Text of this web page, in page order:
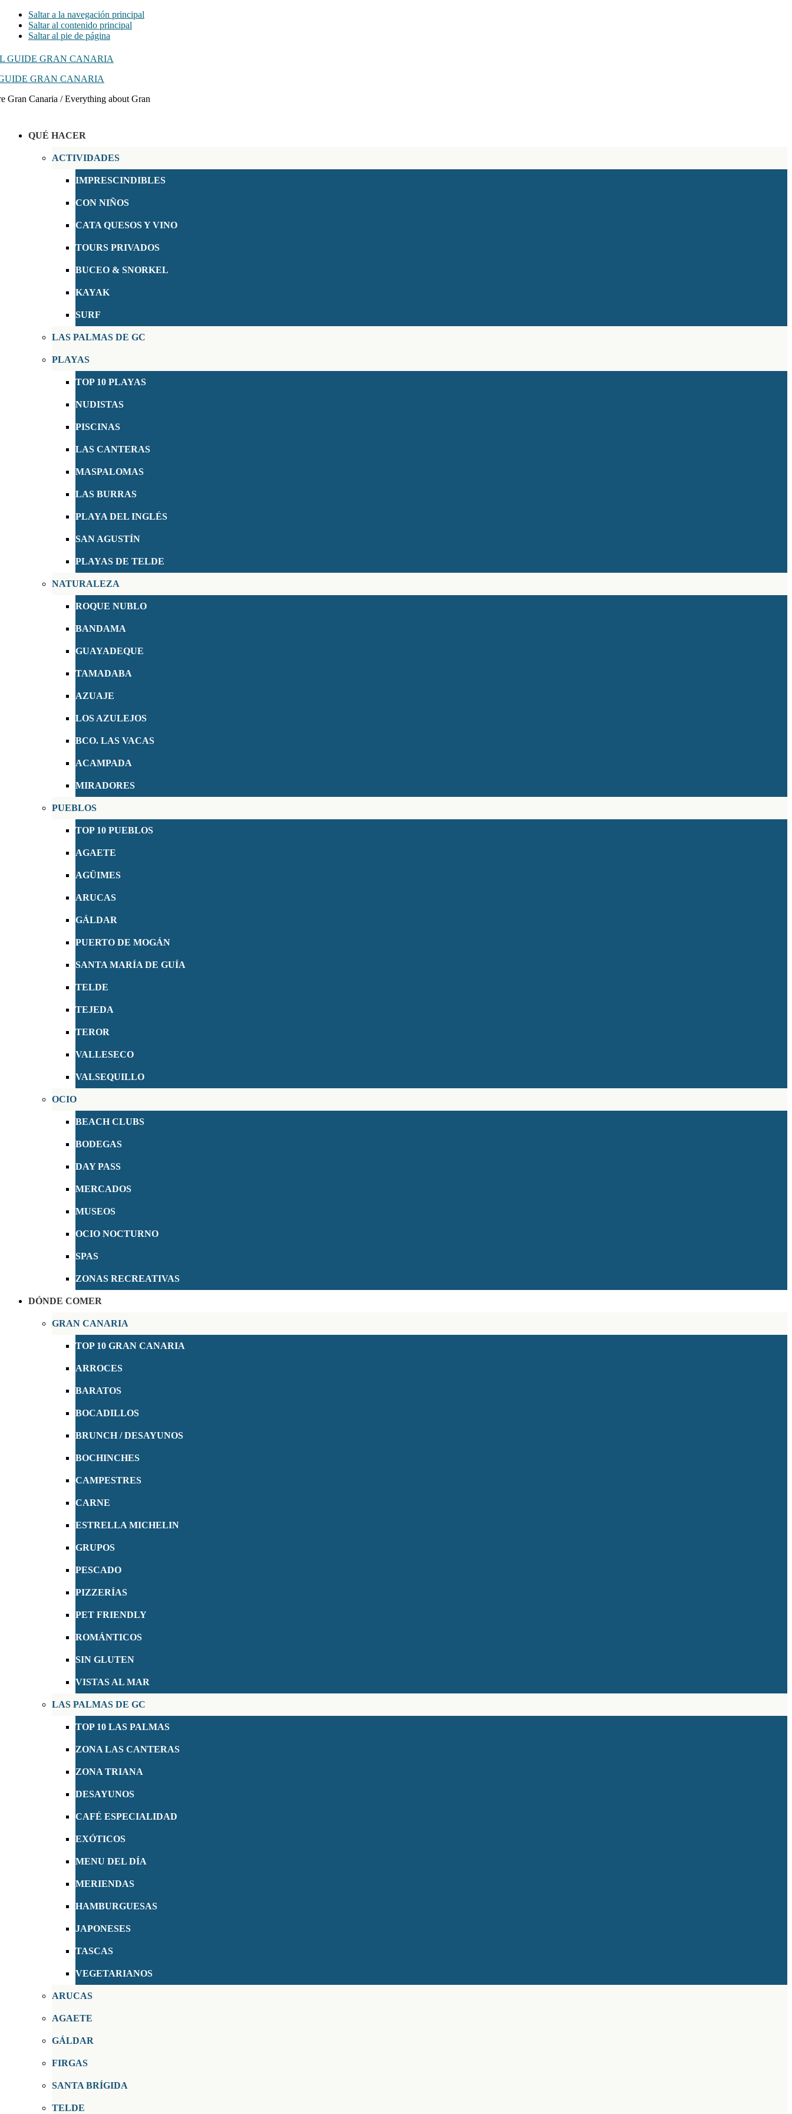
Saltar a la navegación principal
Saltar al contenido principal
Saltar al pie de página
GRAN CANARIA
Gran Canaria / Everything about Gran
QUÉ HACER
ACTIVIDADES
IMPRESCINDIBLES
CON NIÑOS
CATA QUESOS Y VINO
TOURS PRIVADOS
BUCEO & SNORKEL
KAYAK
SURF
LAS PALMAS DE GC
PLAYAS
TOP 10 PLAYAS
NUDISTAS
PISCINAS
LAS CANTERAS
MASPALOMAS
LAS BURRAS
PLAYA DEL INGLÉS
SAN AGUSTÍN
PLAYAS DE TELDE
NATURALEZA
ROQUE NUBLO
BANDAMA
GUAYADEQUE
TAMADABA
AZUAJE
LOS AZULEJOS
BCO. LAS VACAS
ACAMPADA
MIRADORES
PUEBLOS
TOP 10 PUEBLOS
AGAETE
AGÜIMES
ARUCAS
GÁLDAR
PUERTO DE MOGÁN
SANTA MARÍA DE GUÍA
TELDE
TEJEDA
TEROR
VALLESECO
VALSEQUILLO
OCIO
BEACH CLUBS
BODEGAS
DAY PASS
MERCADOS
MUSEOS
OCIO NOCTURNO
SPAS
ZONAS RECREATIVAS
DÓNDE COMER
GRAN CANARIA
TOP 10 GRAN CANARIA
ARROCES
BARATOS
BOCADILLOS
BRUNCH / DESAYUNOS
BOCHINCHES
CAMPESTRES
CARNE
ESTRELLA MICHELIN
GRUPOS
PESCADO
PIZZERÍAS
PET FRIENDLY
ROMÁNTICOS
SIN GLUTEN
VISTAS AL MAR
LAS PALMAS DE GC
TOP 10 LAS PALMAS
ZONA LAS CANTERAS
ZONA TRIANA
DESAYUNOS
CAFÉ ESPECIALIDAD
EXÓTICOS
MENU DEL DÍA
MERIENDAS
HAMBURGUESAS
JAPONESES
TASCAS
VEGETARIANOS
ARUCAS
AGAETE
GÁLDAR
FIRGAS
SANTA BRÍGIDA
TELDE